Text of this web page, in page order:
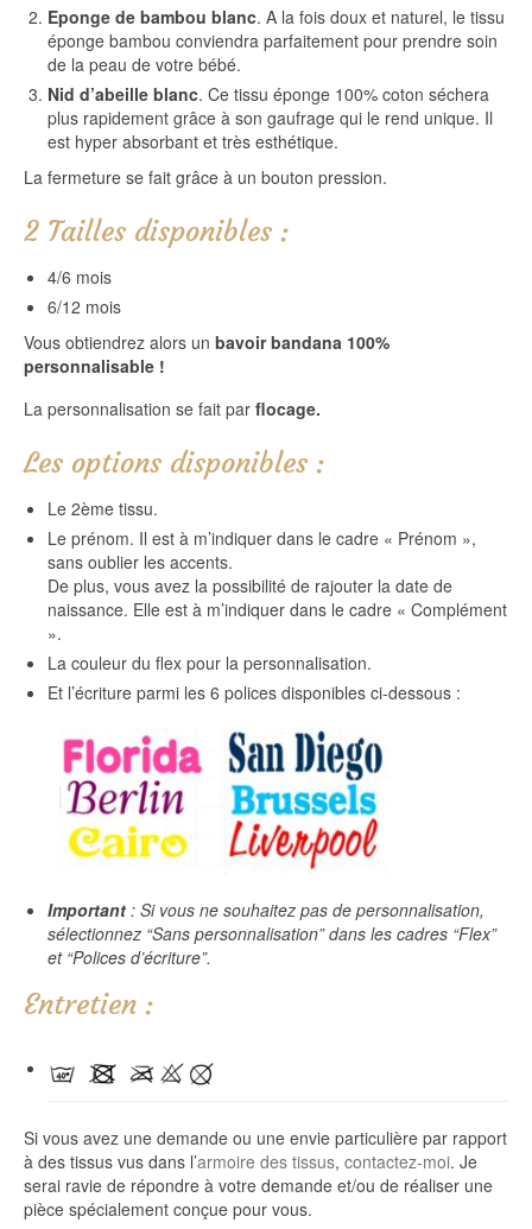
Eponge de bambou blanc. A la fois doux et naturel, le tissu
éponge bambou conviendra parfaitement pour prendre soin
de la peau de votre bébé.
Nid d’abeille blanc. Ce tissu éponge 100% coton séchera
plus rapidement grâce à son gaufrage qui le rend unique. Il
est hyper absorbant et très esthétique.
La fermeture se fait grâce à un bouton pression.
2 Tailles disponibles :
4/6 mois
6/12 mois
Vous obtiendrez alors un bavoir bandana 100%
personnalisable !
La personnalisation se fait par flocage.
Les options disponibles :
Le 2ème tissu.
Le prénom. Il est à m’indiquer dans le cadre « Prénom »,
sans oublier les accents.
De plus, vous avez la possibilité de rajouter la date de
naissance. Elle est à m’indiquer dans le cadre « Complément
».
La couleur du flex pour la personnalisation.
Et l’écriture parmi les 6 polices disponibles ci-dessous :
Important : Si vous ne souhaitez pas de personnalisation,
sélectionnez “Sans personnalisation” dans les cadres “Flex”
et “Polices d’écriture”.
Entretien :
Si vous avez une demande ou une envie particulière par rapport
à des tissus vus dans l’armoire des tissus, contactez-moi. Je
serai ravie de répondre à votre demande et/ou de réaliser une
pièce spécialement conçue pour vous.